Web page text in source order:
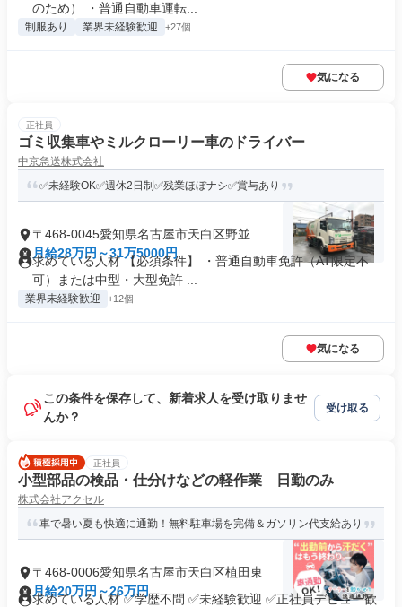
のため） ・普通自動車運転...
制服あり 業界未経験歓迎 +27個
気になる
正社員
ゴミ収集車やミルクローリー車のドライバー
中京急送株式会社
✅未経験OK✅週休2日制✅残業ほぼナシ✅賞与あり
〒468-0045愛知県名古屋市天白区野並
月給28万円～31万5000円
求めている人材 【必須条件】 ・普通自動車免許（AT限定不
可）または中型・大型免許 ...
業界未経験歓迎 +12個
気になる
この条件を保存して、新着求人を受け取りませ
んか？
受け取る
正社員
小型部品の検品・仕分けなどの軽作業 日勤のみ
株式会社アクセル
車で暑い夏も快適に通勤！無料駐車場を完備＆ガソリン代支給あり
〒468-0006愛知県名古屋市天白区植田東
月給20万円～26万円
求めている人材 ✅学歴不問 ✅未経験歓迎 ✅正社員デビュー歓